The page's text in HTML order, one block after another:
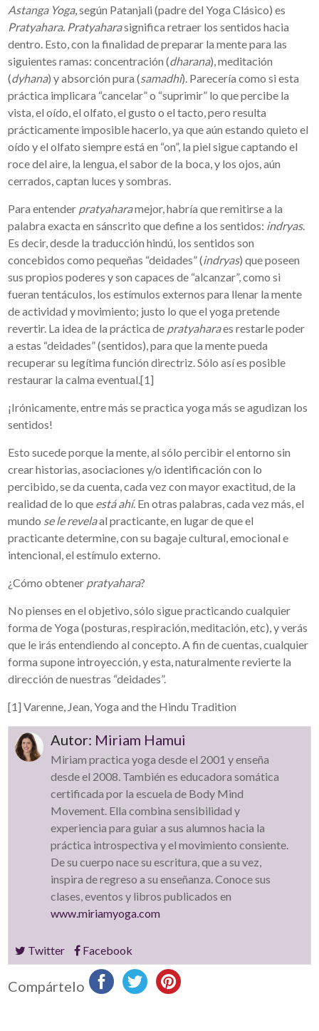
Astanga Yoga, según Patanjali (padre del Yoga Clásico) es
Pratyahara. Pratyaharasignifica retraer los sentidos hacia
dentro. Esto, con la finalidad de preparar la mente para las
siguientes ramas: concentración (dharana), meditación
(dyhana) y absorción pura (samadhi). Parecería como si esta
práctica implicara “cancelar” o “suprimir” lo que percibe la
vista, el oído, el olfato, el gusto o el tacto, pero resulta
prácticamente imposible hacerlo, ya que aún estando quieto el
oído y el olfato siempre está en “on”, la piel sigue captando el
roce del aire, la lengua, el sabor de la boca, y los ojos, aún
cerrados, captan luces y sombras.
Para entender pratyaharamejor, habría que remitirse a la
palabra exacta en sánscrito que define a los sentidos: indryas.
Es decir, desde la traducción hindú, los sentidos son
concebidos como pequeñas “deidades” (indryas) que poseen
sus propios poderes y son capaces de “alcanzar”, como si
fueran tentáculos, los estímulos externos para llenar la mente
de actividad y movimiento; justo lo que el yoga pretende
revertir. La idea de la práctica de pratyaharaes restarle poder
a estas “deidades” (sentidos), para que la mente pueda
recuperar su legítima función directriz. Sólo así es posible
restaurar la calma eventual.[1]
¡Irónicamente, entre más se practica yoga más se agudizan los
sentidos!
Esto sucede porque la mente, al sólo percibir el entorno sin
crear historias, asociaciones y/o identificación con lo
percibido, se da cuenta, cada vez con mayor exactitud, de la
realidad de lo que está ahí. En otras palabras, cada vez más, el
mundo se le revelaal practicante, en lugar de que el
practicante determine, con su bagaje cultural, emocional e
intencional, el estímulo externo.
¿Cómo obtener pratyahara?
No pienses en el objetivo, sólo sigue practicando cualquier
forma de Yoga (posturas, respiración, meditación, etc), y verás
que le irás entendiendo al concepto. A fin de cuentas, cualquier
forma supone introyección, y esta, naturalmente revierte la
dirección de nuestras “deidades”.
[1] Varenne, Jean, Yoga and the Hindu Tradition
Autor: Miriam Hamui
Miriam practica yoga desde el 2001 y enseña
desde el 2008. También es educadora somática
certificada por la escuela de Body Mind
Movement. Ella combina sensibilidad y
experiencia para guiar a sus alumnos hacia la
práctica introspectiva y el movimiento consiente.
De su cuerpo nace su escritura, que a su vez,
inspira de regreso a su enseñanza. Conoce sus
clases, eventos y libros publicados en
www.miriamyoga.com
Twitter Facebook
Compártelo